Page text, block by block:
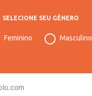
SELECIONE SEU GÊNERO
Feminino Masculino